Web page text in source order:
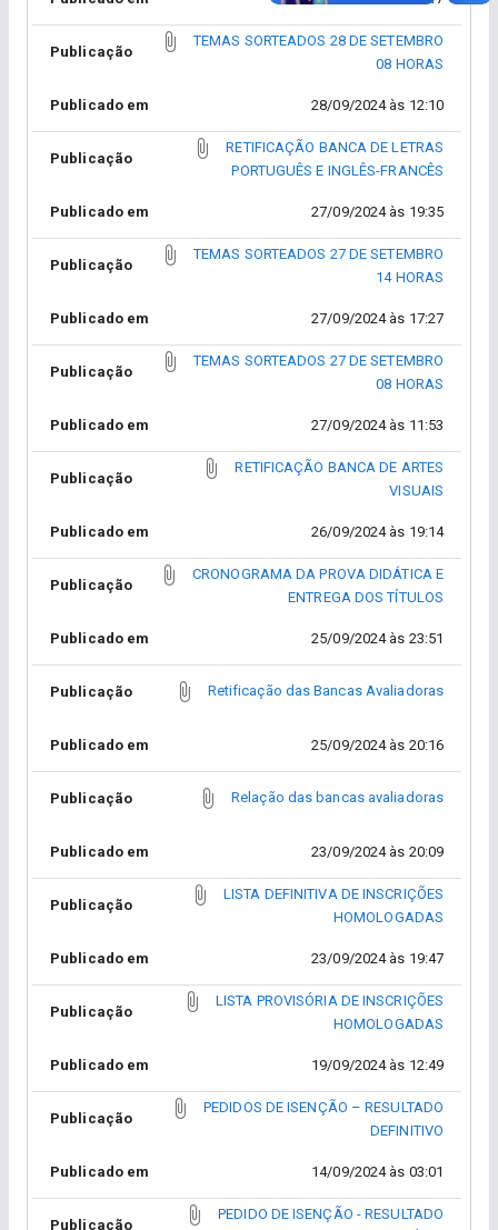
Publicação
TEMAS SORTEADOS 28 DE SETEMBRO
08 HORAS
Publicado em 28/09/2024 às 12:10
Publicação
RETIFICAÇÃO BANCA DE LETRAS
PORTUGUÊS E INGLÊS-FRANCÊS
Publicado em 27/09/2024 às 19:35
Publicação
TEMAS SORTEADOS 27 DE SETEMBRO
14 HORAS
Publicado em 27/09/2024 às 17:27
Publicação
TEMAS SORTEADOS 27 DE SETEMBRO
08 HORAS
Publicado em 27/09/2024 às 11:53
Publicação
RETIFICAÇÃO BANCA DE ARTES
VISUAIS
Publicado em 26/09/2024 às 19:14
Publicação
CRONOGRAMA DA PROVA DIDÁTICA E
ENTREGA DOS TÍTULOS
Publicado em 25/09/2024 às 23:51
Publicação Retificação das Bancas Avaliadoras
Publicado em 25/09/2024 às 20:16
Publicação Relação das bancas avaliadoras
Publicado em 23/09/2024 às 20:09
Publicação
LISTA DEFINITIVA DE INSCRIÇÕES
HOMOLOGADAS
Publicado em 23/09/2024 às 19:47
Publicação
LISTA PROVISÓRIA DE INSCRIÇÕES
HOMOLOGADAS
Publicado em 19/09/2024 às 12:49
Publicação
PEDIDOS DE ISENÇÃO – RESULTADO
DEFINITIVO
Publicado em 14/09/2024 às 03:01
Publicação
PEDIDO DE ISENÇÃO - RESULTADO